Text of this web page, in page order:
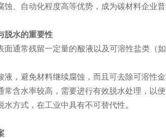
蚀、自动化程度高等优势，成为碳材料企业普
脱水的重要性
面通常残留一定量的酸液以及可溶性盐类（
液，避免材料继续腐蚀，而且可去除可溶性
常含水率较高，需要进行有效脱水处理，以
方式，在工业中具有不可替代性。